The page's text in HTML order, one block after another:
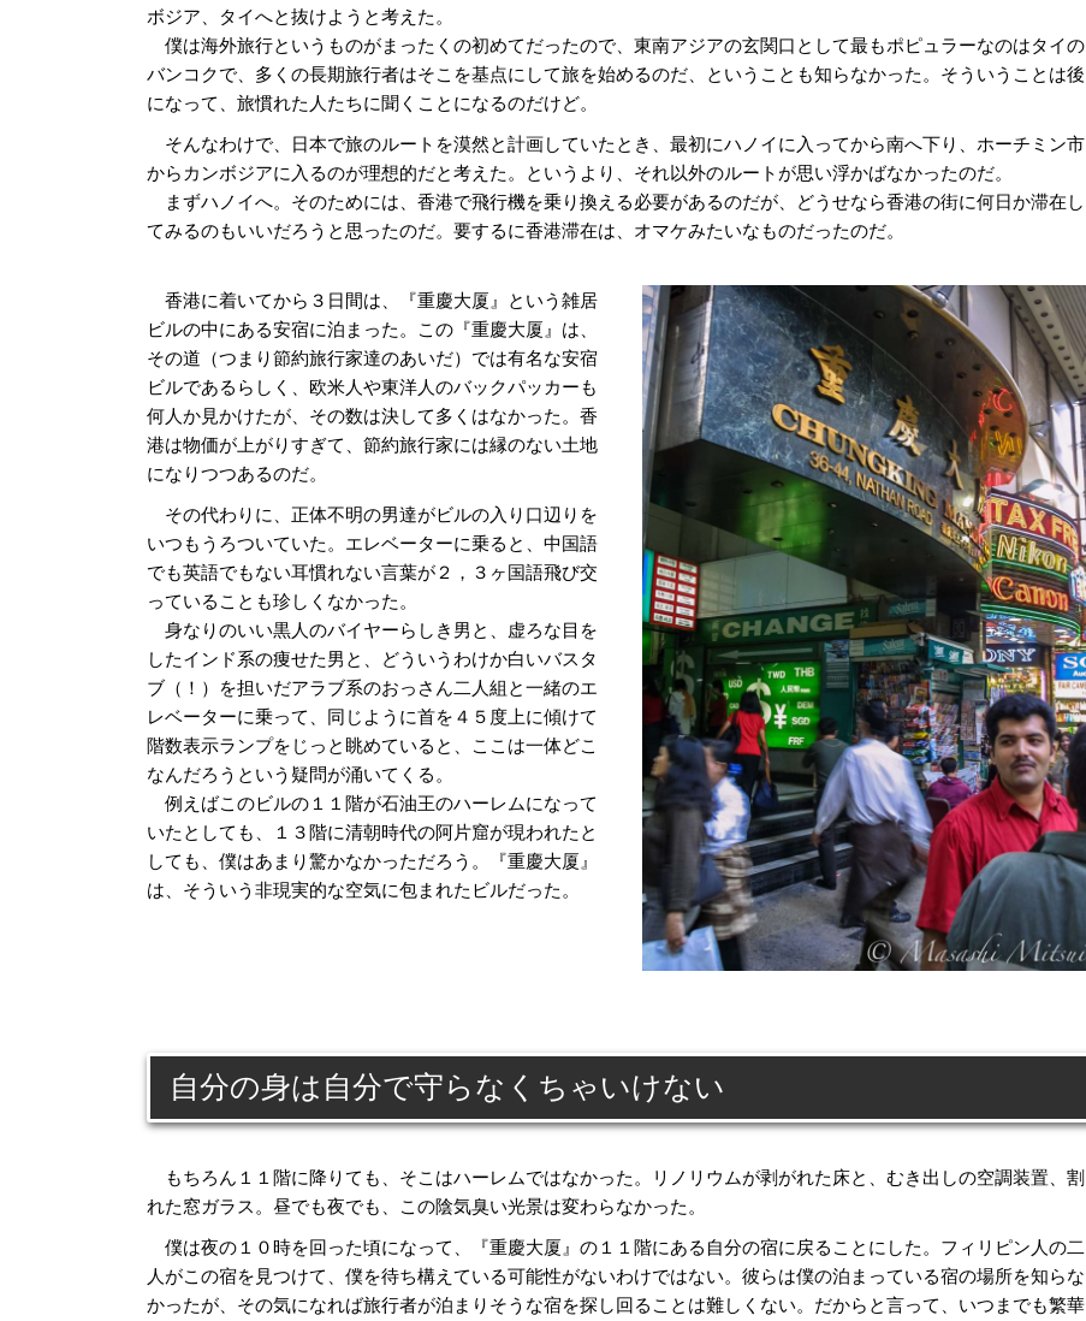
ボジア、タイへと抜けようと考えた。
僕は海外旅行というものがまったくの初めてだったので、東南アジアの玄関口として最もポピュラーなのはタイの
バンコクで、多くの長期旅行者はそこを基点にして旅を始めるのだ、ということも知らなかった。そういうことは後
になって、旅慣れた人たちに聞くことになるのだけど。
そんなわけで、日本で旅のルートを漠然と計画していたとき、最初にハノイに入ってから南へ下り、ホーチミン市
からカンボジアに入るのが理想的だと考えた。というより、それ以外のルートが思い浮かばなかったのだ。
まずハノイへ。そのためには、香港で飛行機を乗り換える必要があるのだが、どうせなら香港の街に何日か滞在し
てみるのもいいだろうと思ったのだ。要するに香港滞在は、オマケみたいなものだったのだ。
香港に着いてから３日間は、『重慶大厦』という雑居
ビルの中にある安宿に泊まった。この『重慶大厦』は、
その道（つまり節約旅行家達のあいだ）では有名な安宿
ビルであるらしく、欧米人や東洋人のバックパッカーも
何人か見かけたが、その数は決して多くはなかった。香
港は物価が上がりすぎて、節約旅行家には縁のない土地
になりつつあるのだ。
その代わりに、正体不明の男達がビルの入り口辺りを
いつもうろついていた。エレベーターに乗ると、中国語
でも英語でもない耳慣れない言葉が２，３ヶ国語飛び交
っていることも珍しくなかった。
身なりのいい黒人のバイヤーらしき男と、虚ろな目を
したインド系の痩せた男と、どういうわけか白いバスタ
ブ（！）を担いだアラブ系のおっさん二人組と一緒のエ
レベーターに乗って、同じように首を４５度上に傾けて
階数表示ランプをじっと眺めていると、ここは一体どこ
なんだろうという疑問が涌いてくる。
例えばこのビルの１１階が石油王のハーレムになって
いたとしても、１３階に清朝時代の阿片窟が現われたと
しても、僕はあまり驚かなかっただろう。『重慶大厦』
は、そういう非現実的な空気に包まれたビルだった。
自分の身は自分で守らなくちゃいけない
もちろん１１階に降りても、そこはハーレムではなかった。リノリウムが剥がれた床と、むき出しの空調装置、割
れた窓ガラス。昼でも夜でも、この陰気臭い光景は変わらなかった。
僕は夜の１０時を回った頃になって、『重慶大厦』の１１階にある自分の宿に戻ることにした。フィリピン人の二
人がこの宿を見つけて、僕を待ち構えている可能性がないわけではない。彼らは僕の泊まっている宿の場所を知らな
かったが、その気になれば旅行者が泊まりそうな宿を探し回ることは難しくない。だからと言って、いつまでも繁華